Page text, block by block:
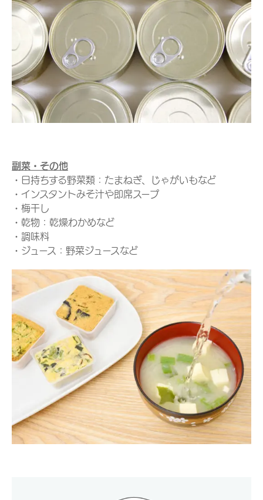
副菜・その他
・日持ちする野菜類：たまねぎ、じゃがいもなど
・インスタントみそ汁や即席スープ
・梅干し
・乾物：乾燥わかめなど
・調味料
・ジュース：野菜ジュースなど